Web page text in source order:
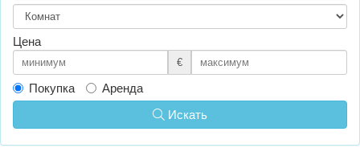
Цена
€
Покупка
Аренда
Искать